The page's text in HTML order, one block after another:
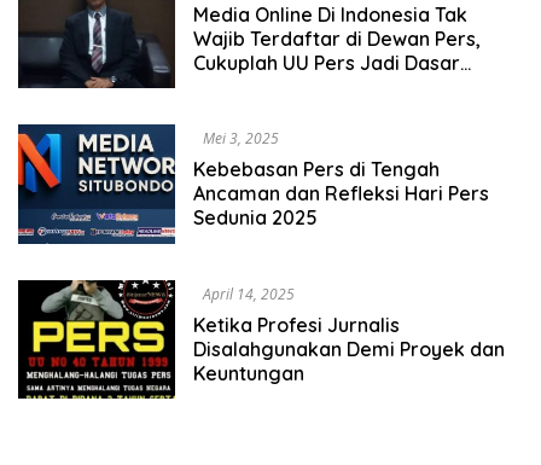
Media Online Di Indonesia Tak
Wajib Terdaftar di Dewan Pers,
Cukuplah UU Pers Jadi Dasar
Mei 3, 2025
Kebebasan Pers di Tengah
Ancaman dan Refleksi Hari Pers
Sedunia 2025
April 14, 2025
Ketika Profesi Jurnalis
Disalahgunakan Demi Proyek dan
Keuntungan